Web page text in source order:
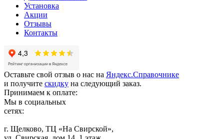
Установка
Акции
Отзывы
Контакты
Оставьте свой отзыв о нас на Яндекс.Справочнике
и получите скидку на следующий заказ.
Принимаем к оплате:
Мы в социальных
сетях:
г. Щелково, ТЦ «На Свирской»,